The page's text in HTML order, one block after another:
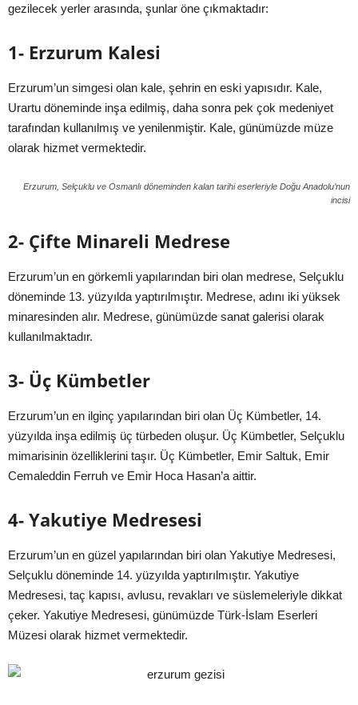
gezilecek yerler arasında, şunlar öne çıkmaktadır:
1- Erzurum Kalesi
Erzurum’un simgesi olan kale, şehrin en eski yapısıdır. Kale,
Urartu döneminde inşa edilmiş, daha sonra pek çok medeniyet
tarafından kullanılmış ve yenilenmiştir. Kale, günümüzde müze
olarak hizmet vermektedir.
Erzurum, Selçuklu ve Osmanlı döneminden kalan tarihi eserleriyle Doğu Anadolu’nun
incisi
2- Çifte Minareli Medrese
Erzurum’un en görkemli yapılarından biri olan medrese, Selçuklu
döneminde 13. yüzyılda yaptırılmıştır. Medrese, adını iki yüksek
minaresinden alır. Medrese, günümüzde sanat galerisi olarak
kullanılmaktadır.
3- Üç Kümbetler
Erzurum’un en ilginç yapılarından biri olan Üç Kümbetler, 14.
yüzyılda inşa edilmiş üç türbeden oluşur. Üç Kümbetler, Selçuklu
mimarisinin özelliklerini taşır. Üç Kümbetler, Emir Saltuk, Emir
Cemaleddin Ferruh ve Emir Hoca Hasan’a aittir.
4- Yakutiye Medresesi
Erzurum’un en güzel yapılarından biri olan Yakutiye Medresesi,
Selçuklu döneminde 14. yüzyılda yaptırılmıştır. Yakutiye
Medresesi, taç kapısı, avlusu, revakları ve süslemeleriyle dikkat
çeker. Yakutiye Medresesi, günümüzde Türk-İslam Eserleri
Müzesi olarak hizmet vermektedir.